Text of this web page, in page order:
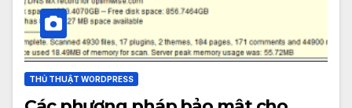
THỦ THUẬT WORDPRESS